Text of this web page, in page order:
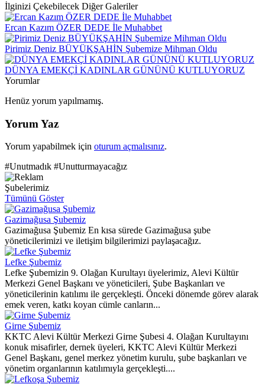
İlginizi Çekebilecek Diğer Galeriler
Ercan Kazım ÖZER DEDE İle Muhabbet
Pirimiz Deniz BÜYÜKŞAHİN Şubemize Mihman Oldu
DÜNYA EMEKÇİ KADINLAR GÜNÜNÜ KUTLUYORUZ
Yorumlar
Henüz yorum yapılmamış.
Yorum Yaz
Yorum yapabilmek için oturum açmalısınız.
#Unutmadık #Unutturmayacağız
Şubelerimiz
Tümünü Göster
Gazimağusa Şubemiz
Gazimağusa Şubemiz En kısa sürede Gazimağusa şube
yöneticilerimizi ve iletişim bilgilerimizi paylaşacağız.
Lefke Şubemiz
Lefke Şubemizin 9. Olağan Kurultayı üyelerimiz, Alevi Kültür
Merkezi Genel Başkanı ve yöneticileri, Şube Başkanları ve
yöneticilerinin katılımı ile gerçekleşti. Önceki dönemde görev alarak
emek veren, katkı koyan cümle canların...
Girne Şubemiz
KKTC Alevi Kültür Merkezi Girne Şubesi 4. Olağan Kurultayını
konuk misafirler, dernek üyeleri, KKTC Alevi Kültür Merkezi
Genel Başkanı, genel merkez yönetim kurulu, şube başkanları ve
yönetim organlarının katılımıyla gerçekleşti....